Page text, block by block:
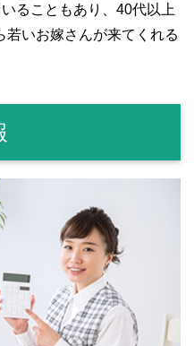
ることもあり、40代以上
いお嫁さんが来てくれる